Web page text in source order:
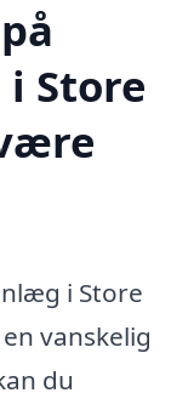
Store
i Store
vanskelig
du